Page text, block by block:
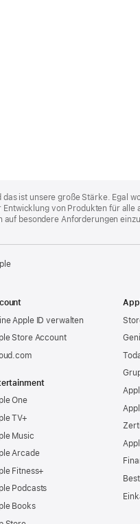
das ist unsere große Stärke. Egal
von Produkten für
auf besondere Anforderungen
Apple ID verwalten
Store Account
One
TV+
Music
Arcade
Fitness+
Podcasts
Books